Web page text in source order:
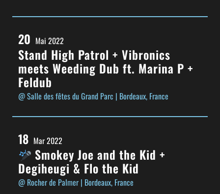
20 Mai 2022
Stand High Patrol + Vibronics
meets Weeding Dub ft. Marina P +
Feldub
@ Salle des fêtes du Grand Parc | Bordeaux, France
18 Mar 2022
Smokey Joe and the Kid +
Degiheugi & Flo the Kid
@ Rocher de Palmer | Bordeaux, France